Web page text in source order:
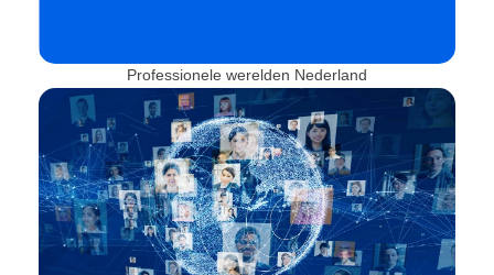
Professionele werelden Nederland